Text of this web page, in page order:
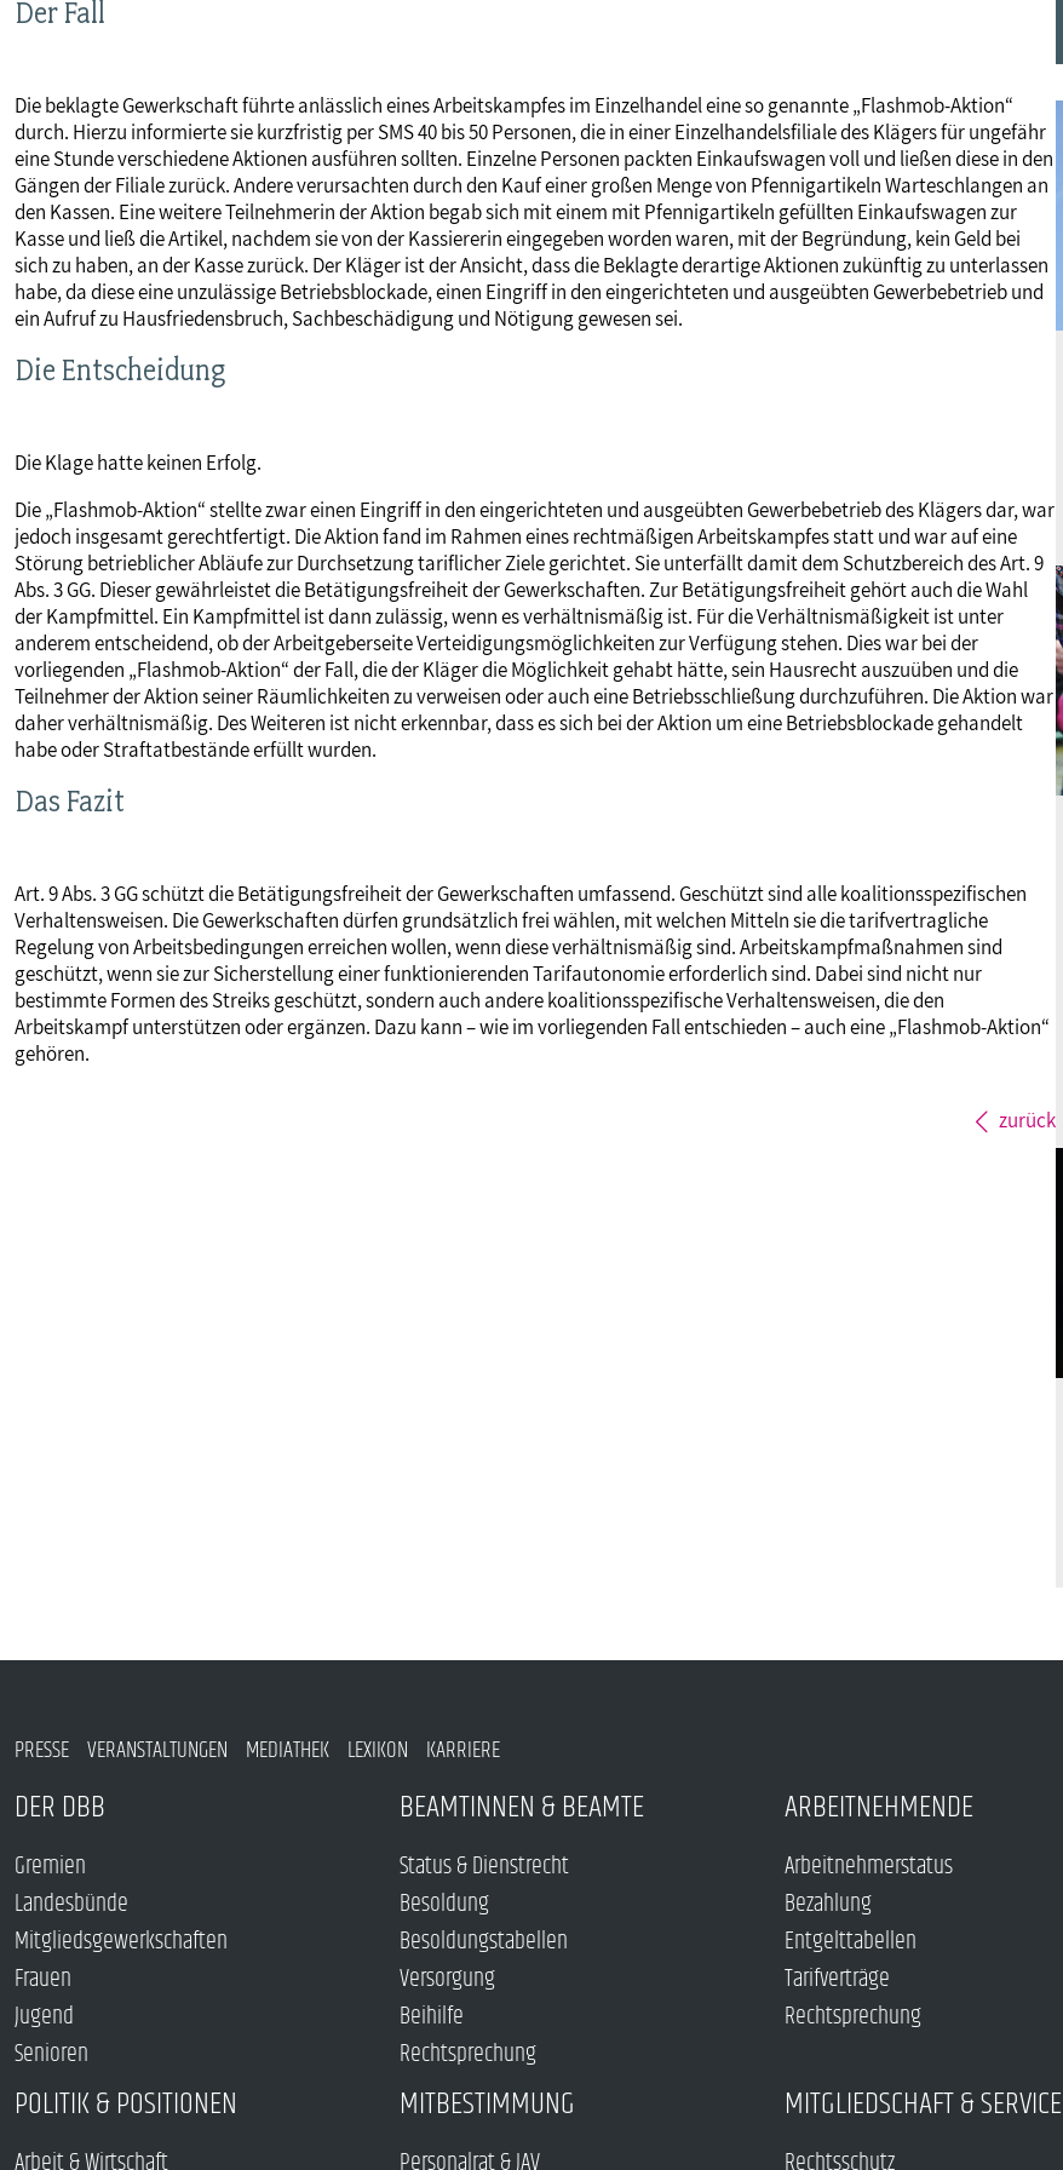
Jugend
Senioren
Beihilfe
Rechtsprechung
Rechtsprechung
Europa
MITGLIEDSCHAFT & SERVICE
Verlag
Der Fall
Die beklagte Gewerkschaft führte anlässlich eines Arbeitskampfes im Einzelhandel eine so genannte „Flashmob-Aktion“
durch. Hierzu informierte sie kurzfristig per SMS 40 bis 50 Personen, die in einer Einzelhandelsfiliale des Klägers für ungefähr
eine Stunde verschiedene Aktionen ausführen sollten. Einzelne Personen packten Einkaufswagen voll und ließen diese in den
Gängen der Filiale zurück. Andere verursachten durch den Kauf einer großen Menge von Pfennigartikeln Warteschlangen an
den Kassen. Eine weitere Teilnehmerin der Aktion begab sich mit einem mit Pfennigartikeln gefüllten Einkaufswagen zur
Kasse und ließ die Artikel, nachdem sie von der Kassiererin eingegeben worden waren, mit der Begründung, kein Geld bei
sich zu haben, an der Kasse zurück. Der Kläger ist der Ansicht, dass die Beklagte derartige Aktionen zukünftig zu unterlassen
habe, da diese eine unzulässige Betriebsblockade, einen Eingriff in den eingerichteten und ausgeübten Gewerbebetrieb und
ein Aufruf zu Hausfriedensbruch, Sachbeschädigung und Nötigung gewesen sei.
Die Entscheidung
Die Klage hatte keinen Erfolg.
Die „Flashmob-Aktion“ stellte zwar einen Eingriff in den eingerichteten und ausgeübten Gewerbebetrieb des Klägers dar, war
jedoch insgesamt gerechtfertigt. Die Aktion fand im Rahmen eines rechtmäßigen Arbeitskampfes statt und war auf eine
Störung betrieblicher Abläufe zur Durchsetzung tariflicher Ziele gerichtet. Sie unterfällt damit dem Schutzbereich des Art. 9
Abs. 3 GG. Dieser gewährleistet die Betätigungsfreiheit der Gewerkschaften. Zur Betätigungsfreiheit gehört auch die Wahl
der Kampfmittel. Ein Kampfmittel ist dann zulässig, wenn es verhältnismäßig ist. Für die Verhältnismäßigkeit ist unter
anderem entscheidend, ob der Arbeitgeberseite Verteidigungsmöglichkeiten zur Verfügung stehen. Dies war bei der
vorliegenden „Flashmob-Aktion“ der Fall, die der Kläger die Möglichkeit gehabt hätte, sein Hausrecht auszuüben und die
Teilnehmer der Aktion seiner Räumlichkeiten zu verweisen oder auch eine Betriebsschließung durchzuführen. Die Aktion war
daher verhältnismäßig. Des Weiteren ist nicht erkennbar, dass es sich bei der Aktion um eine Betriebsblockade gehandelt
habe oder Straftatbestände erfüllt wurden.
Das Fazit
Art. 9 Abs. 3 GG schützt die Betätigungsfreiheit der Gewerkschaften umfassend. Geschützt sind alle koalitionsspezifischen
Verhaltensweisen. Die Gewerkschaften dürfen grundsätzlich frei wählen, mit welchen Mitteln sie die tarifvertragliche
Regelung von Arbeitsbedingungen erreichen wollen, wenn diese verhältnismäßig sind. Arbeitskampfmaßnahmen sind
geschützt, wenn sie zur Sicherstellung einer funktionierenden Tarifautonomie erforderlich sind. Dabei sind nicht nur
bestimmte Formen des Streiks geschützt, sondern auch andere koalitionsspezifische Verhaltensweisen, die den
Arbeitskampf unterstützen oder ergänzen. Dazu kann – wie im vorliegenden Fall entschieden – auch eine „Flashmob-Aktion“
gehören.
zurück
PRESSE VERANSTALTUNGEN MEDIATHEK LEXIKON KARRIERE
DER DBB
Gremien
Landesbünde
Mitgliedsgewerkschaften
Frauen
Jugend
Senioren
BEAMTINNEN & BEAMTE
Status & Dienstrecht
Besoldung
Besoldungstabellen
Versorgung
Beihilfe
Rechtsprechung
ARBEITNEHMENDE
Arbeitnehmerstatus
Bezahlung
Entgelttabellen
Tarifverträge
Rechtsprechung
POLITIK & POSITIONEN MITBESTIMMUNG MITGLIEDSCHAFT & SERVICE